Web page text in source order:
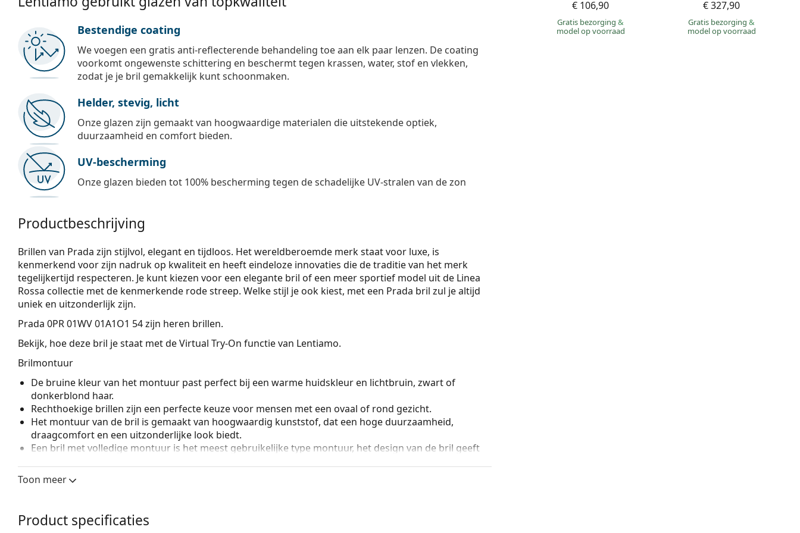
€ 106,90
Gratis bezorging&
model op voorraad
€ 327,90
Gratis bezorging&
model op voorraad
Bestendige coating
We voegen een gratis anti-reflecterende behandeling toe aan elk paar lenzen. De coating
voorkomt ongewenste schittering en beschermt tegen krassen, water, stof en vlekken,
zodat je je bril gemakkelijk kunt schoonmaken.
Helder, stevig, licht
Onze glazen zijn gemaakt van hoogwaardige materialen die uitstekende optiek,
duurzaamheid en comfort bieden.
UV-bescherming
Onze glazen bieden tot 100% bescherming tegen de schadelijke UV-stralen van de zon
Productbeschrijving
Brillen van Prada zijn stijlvol, elegant en tijdloos. Het wereldberoemde merk staat voor luxe, is
kenmerkend voor zijn nadruk op kwaliteit en heeft eindeloze innovaties die de traditie van het merk
tegelijkertijd respecteren. Je kunt kiezen voor een elegante bril of een meer sportief model uit de Linea
Rossa collectie met de kenmerkende rode streep. Welke stijl je ook kiest, met een Prada bril zul je altijd
uniek en uitzonderlijk zijn.
Prada 0PR 01WV 01A1O1 54zijn heren brillen.
Bekijk, hoe deze bril je staat met de Virtual Try-On functie van Lentiamo.
Brilmontuur
De bruine kleur van het montuur past perfect bij een warme huidskleur en lichtbruin, zwart of
donkerblond haar.
Rechthoekige brillen zijn een perfecte keuze voor mensen met een ovaal of rond gezicht.
Het montuur van de bril is gemaakt van hoogwaardig kunststof, dat een hoge duurzaamheid,
draagcomfort en een uitzonderlijke look biedt.
Een bril met volledige montuur is het meest gebruikelijke type montuur, het design van de bril geeft
geschikt voor alle glazen, ook voor glazen met een hogere optische sterkte.
Wij leveren de brillen in een originele hoes. De kleur van de koker en het ontwerp kunnen variëren.
Toon meer
Product specificaties